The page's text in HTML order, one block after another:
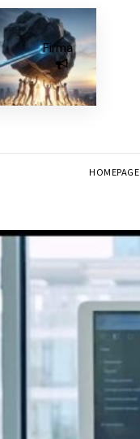
Firma
HOMEPAGE